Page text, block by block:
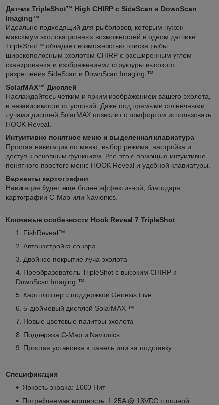
Датчик TripleShot™ High CHIRP с SideScan и DownScan
Imaging™
Идеально подходящий для рыболовов, которым нужен
максимум эхолокационных возможностей в одном датчике.
TripleShot™ обладает возможностью поиска рыбы
широкополосным эхолотом CHIRP с расширенным углом
сканирования и изображениями структуры высокого
разрешения SideScan и DownScan Imaging ™.
SolarMAX™ Дисплей
Наслаждайтесь четким и ярким изображением вашего эхолота,
в независимости от условий. Даже под прямыми солнечными
лучами дисплей SolarMAX позволит с комфортом использовать
HOOK Reveal.
Интуитивно понятное меню и выделенная клавиатура
Простая навигация по меню, выбор режима, настройка и
доступ к основным функциям. Все это с помощью интуитивно
понятного простого меню HOOK Reveal и удобной клавиатуры.
Варианты картографии
Навигация будет еще более эффективной, благодаря
картографии С-Map или Navionics.
Ключевые особенности Hook Reveal 7 TripleShot
FishReveal™
Автонастройка сонара
Двойное покрытие луча эхолота
Преобразователь TripleShot с высоким CHIRP и
DownScan Imaging ™
Картплоттер с поддержкой Genesis Live
5-дюймовый дисплей SolarMAX ™
Новые цветовые палитры эхолота
Поддержка С-Map и Navionics
Простая установка в панель или на подставку
Спецификация
Яркость экрана: 1000 Нит
Потребляемая мощность: 1.25A @ 13VDC с полной